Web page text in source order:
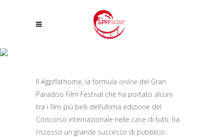
Il #gpffathome, la formula online del Gran
Paradiso Film Festival che ha portato alcuni
tra i film più belli dell’ultima edizione del
Concorso internazionale nelle case di tutti, ha
riscosso un grande successo di pubblico: